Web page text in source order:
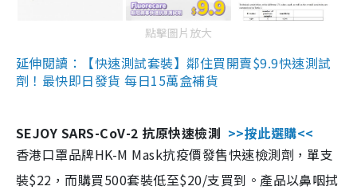
點擊圖片放大
延伸閱讀：【快速測試套裝】鄰住買開賣$9.9快速測試
劑！最快即日發貨 每日15萬盒補貨
SEJOY SARS-CoV-2 抗原快速檢測 >>按此選購<<
香港口罩品牌HK-M Mask抗疫價發售快速檢測劑，單支
裝$22，而購買500套裝低至$20/支買到。產品以鼻咽拭